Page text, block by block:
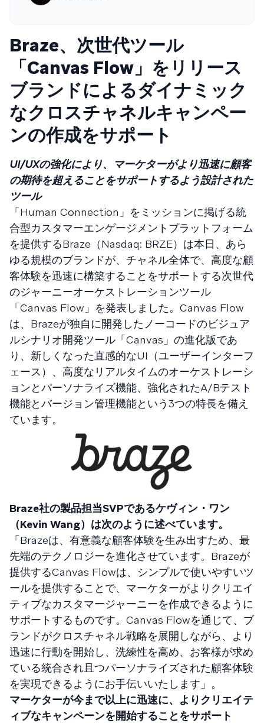
Braze、次世代ツール
「Canvas Flow」をリリース
ブランドによるダイナミック
なクロスチャネルキャンペー
ンの作成をサポート
UI/UXの強化により、マーケターがより迅速に顧客
の期待を超えることをサポートするよう設計された
ツール
「Human Connection」をミッションに掲げる統
合型カスタマーエンゲージメントプラットフォーム
を提供するBraze（Nasdaq: BRZE）は本日、あら
ゆる規模のブランドが、チャネル全体で、高度な顧
客体験を迅速に構築することをサポートする次世代
のジャーニーオーケストレーションツール
「Canvas Flow」を発表しました。Canvas Flow
は、Brazeが独自に開発したノーコードのビジュア
ルシナリオ開発ツール「Canvas」の進化版であ
り、新しくなった直感的なUI（ユーザーインターフ
ェース）、高度なリアルタイムのオーケストレーシ
ョンとパーソナライズ機能、強化されたA/Bテスト
機能とバージョン管理機能という3つの特長を備え
ています。
Braze社の製品担当SVPであるケヴィン・ワン
（Kevin Wang）は次のように述べています。
「Brazeは、有意義な顧客体験を生み出すため、最
先端のテクノロジーを進化させています。Brazeが
提供するCanvas Flowは、シンプルで使いやすいツ
ールを提供することで、マーケターがよりクリエイ
ティブなカスタマージャーニーを作成できるように
サポートするものです。Canvas Flowを通じて、ブ
ランドがクロスチャネル戦略を展開しながら、より
迅速に行動を開始し、洗練性を高め、お客様が求め
ている統合され且つパーソナライズされた顧客体験
を実現できるようにお手伝いいたします」。
マーケターが今まで以上に迅速に、よりクリエイテ
ィブなキャンペーンを開始することをサポート